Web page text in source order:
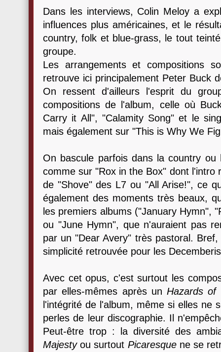
Dans les interviews, Colin Meloy a
influences plus américaines, et le
country, folk et blue-grass, le tout
groupe.
Les arrangements et compositions
retrouve ici principalement Peter Buck
On ressent d'ailleurs l'esprit du
compositions de l'album, celle où
Carry it All", "Calamity Song" et le
mais également sur "This is Why We
On bascule parfois dans la country
comme sur "Rox in the Box" dont l'intro
de "Shove" des L7 ou "All Arise!", ce
également des moments très beaux,
les premiers albums ("January Hymn",
ou "June Hymn", que n'auraient pas
par un "Dear Avery" très pastoral. Bref,
simplicité retrouvée pour les
Avec cet opus, c'est surtout les
par elles-mêmes après unHazards of
l'intégrité de l'album, même si elles ne
perles de leur discographie. Il
Peut-être trop : la diversité des
Majestyou surtout Picaresquene se